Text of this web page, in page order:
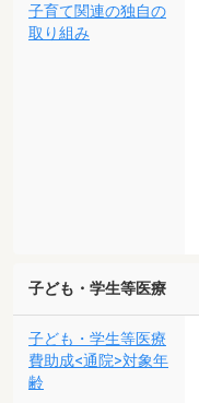
子育て関連の独自の
取り組み
子ども・学生等医療
子ども・学生等医療
費助成<通院>対象年
齢